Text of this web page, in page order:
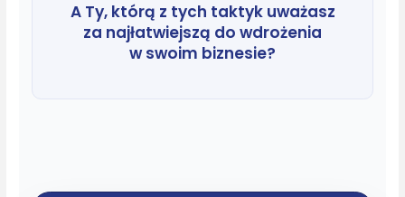
A Ty, którą z tych taktyk uważasz
za najłatwiejszą do wdrożenia
w swoim biznesie?